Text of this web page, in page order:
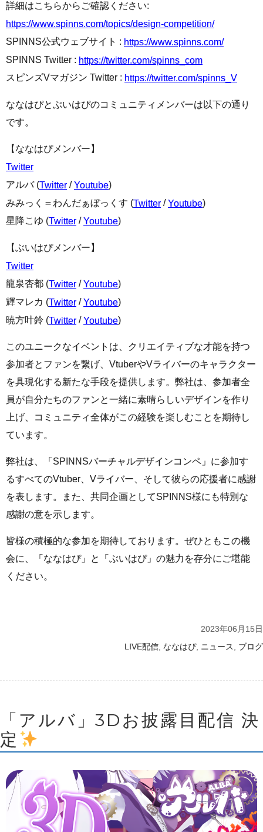
詳細はこちらからご確認ください:
https://www.spinns.com/topics/design-competition/
SPINNS公式ウェブサイト : https://www.spinns.com/
SPINNS Twitter : https://twitter.com/spinns_com
スピンズVマガジン Twitter : https://twitter.com/spinns_V
ななはぴとぶいはぴのコミュニティメンバーは以下の通り
です。
【ななはぴメンバー】
Twitter
アルバ (Twitter /Youtube)
みみっく＝わんだぁぼっくす (Twitter /Youtube)
星降こゆ (Twitter /Youtube)
【ぶいはぴメンバー】
Twitter
龍泉杏都 (Twitter /Youtube)
輝マレカ (Twitter /Youtube)
暁方叶鈴 (Twitter /Youtube)
このユニークなイベントは、クリエイティブな才能を持つ
参加者とファンを繋げ、VtuberやVライバーのキャラクター
を具現化する新たな手段を提供します。弊社は、参加者全
員が自分たちのファンと一緒に素晴らしいデザインを作り
上げ、コミュニティ全体がこの経験を楽しむことを期待し
ています。
弊社は、「SPINNSバーチャルデザインコンペ」に参加す
るすべてのVtuber、Vライバー、そして彼らの応援者に感謝
を表します。また、共同企画としてSPINNS様にも特別な
感謝の意を示します。
皆様の積極的な参加を期待しております。ぜひともこの機
会に、「ななはぴ」と「ぶいはぴ」の魅力を存分にご堪能
ください。
2023年06月15日
LIVE配信, ななはぴ, ニュース , ブログ
「アルバ」3Dお披露目配信 決
定